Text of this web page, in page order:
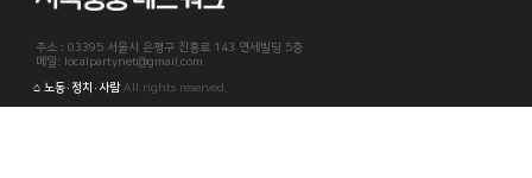
주소 : 03395 서울시 은평구 진흥로 143 연세빌딩 5층
메일: localpartynet@gmail.com
⌂ 노동·정치·사람All rights reserved.